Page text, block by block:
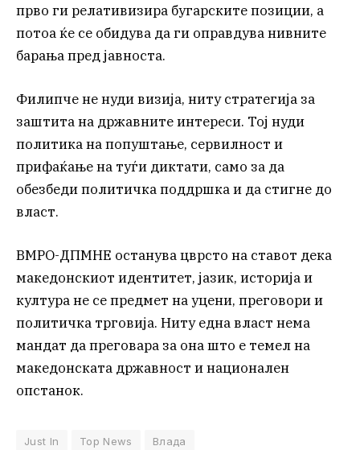
прво ги релативизира бугарските позиции, а
потоа ќе се обидува да ги оправдува нивните
барања пред јавноста.
Филипче не нуди визија, ниту стратегија за
заштита на државните интереси. Тој нуди
политика на попуштање, сервилност и
прифаќање на туѓи диктати, само за да
обезбеди политичка поддршка и да стигне до
власт.
ВМРО-ДПМНЕ останува цврсто на ставот дека
македонскиот идентитет, јазик, историја и
култура не се предмет на уцени, преговори и
политичка трговија. Ниту една власт нема
мандат да преговара за она што е темел на
македонската државност и национален
опстанок.
Just In Top News Влада